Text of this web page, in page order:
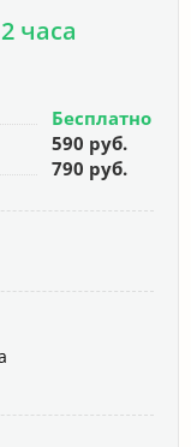
часа
Бесплатно
590 руб.
790 руб.